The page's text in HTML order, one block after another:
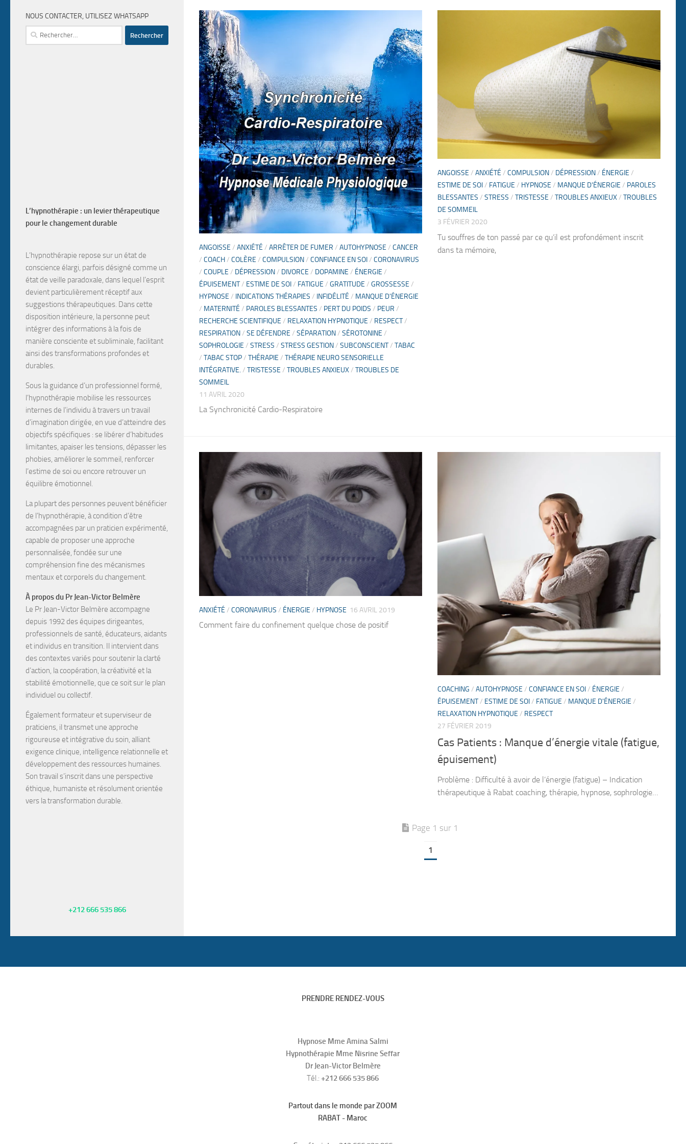
ANGOISSE / ANXIÉTÉ / ARRÊTER DE FUMER / AUTOHYPNOSE / CANCER
/ COACH/ COLÈRE / COMPULSION/ CONFIANCE EN SOI/ CORONAVIRUS
/ COUPLE / DÉPRESSION/ DIVORCE / DOPAMINE / ÉNERGIE /
ÉPUISEMENT/ ESTIME DE SOI/ FATIGUE / GRATITUDE / GROSSESSE /
HYPNOSE / INDICATIONS THÉRAPIES / INFIDÉLITÉ / MANQUE D'ÉNERGIE
/ MATERNITÉ / PAROLES BLESSANTES / PERT DU POIDS / PEUR /
RECHERCHE SCIENTIFIQUE / RELAXATION HYPNOTIQUE / RESPECT/
RESPIRATION/ SE DÉFENDRE / SÉPARATION/ SÉROTONINE /
SOPHROLOGIE / STRESS / STRESS GESTION/ SUBCONSCIENT/ TABAC
/ TABAC STOP/ THÉRAPIE / THÉRAPIE NEURO SENSORIELLE
INTÉGRATIVE. / TRISTESSE / TROUBLES ANXIEUX/ TROUBLES DE
SOMMEIL
11 AVRIL 2020
La Synchronicité Cardio-Respiratoire
ANGOISSE / ANXIÉTÉ / COMPULSION/ DÉPRESSION/ ÉNERGIE /
ESTIME DE SOI/ FATIGUE / HYPNOSE / MANQUE D'ÉNERGIE / PAROLES
BLESSANTES / STRESS / TRISTESSE / TROUBLES ANXIEUX/ TROUBLES
DE SOMMEIL
3 FÉVRIER 2020
Tu souffres de ton passé par ce qu’il est profondément inscrit
dans ta mémoire,
ANXIÉTÉ / CORONAVIRUS / ÉNERGIE / HYPNOSE 16 AVRIL 2019
Comment faire du confinement quelque chose de positif
COACHING / AUTOHYPNOSE / CONFIANCE EN SOI/ ÉNERGIE /
ÉPUISEMENT/ ESTIME DE SOI/ FATIGUE / MANQUE D'ÉNERGIE /
RELAXATION HYPNOTIQUE / RESPECT
27 FÉVRIER 2019
Cas Patients : Manque d’énergie vitale (fatigue,
épuisement)
Problème : Difficulté à avoir de l’énergie (fatigue) – Indication
thérapeutique à Rabat coaching, thérapie, hypnose, sophrologie…
Page 1 sur 1
1
NOUS CONTACTER, UTILISEZ WHATSAPP
Rechercher :
L’hypnothérapie : un levier thérapeutique
pour le changement durable
L’hypnothérapie repose sur un état de
conscience élargi, parfois désigné comme un
état de veille paradoxale, dans lequel l’esprit
devient particulièrement réceptif aux
suggestionsthérapeutiques. Dans cette
disposition intérieure, la personne peut
intégrer des informations à la fois de
manière consciente et subliminale, facilitant
ainsi des transformations profondes et
durables.
Sous la guidance d’un professionnel formé,
l’hypnothérapie mobilise les ressources
internes de l’individu à travers un travail
d’imagination dirigée, en vue d’atteindre des
objectifs spécifiques : se libérer d’habitudes
limitantes, apaiser les tensions, dépasser les
phobies, améliorer le sommeil, renforcer
l’estime de soi ou encore retrouver un
équilibre émotionnel.
La plupart des personnes peuvent bénéficier
de l’hypnothérapie, à condition d’être
accompagnées par un praticien expérimenté,
capable de proposer une approche
personnalisée, fondée sur une
compréhension fine des mécanismes
mentaux et corporels du changement.
À propos du Pr Jean-Victor Belmère
Le Pr Jean-Victor Belmère accompagne
depuis 1992 des équipes dirigeantes,
professionnels de santé, éducateurs, aidants
et individus en transition. Il intervient dans
des contextes variés pour soutenir laclarté
d’action, la coopération, la créativité et la
stabilité émotionnelle, que ce soit sur le plan
individuel ou collectif.
Égalementformateur etsuperviseur de
praticiens, il transmet une approche
rigoureuse et intégrative du soin, alliant
exigence clinique, intelligence relationnelle et
développement des ressources humaines.
Son travail s’inscrit dans une perspective
éthique, humaniste et résolument orientée
vers la transformation durable.
+212 666 535 866
PRENDRE RENDEZ-VOUS
Hypnose Mme Amina Salmi
Hypnothérapie Mme Nisrine Seffar
Dr Jean-Victor Belmère
Tél.:+212 666 535 866
Partout dans le monde par ZOOM
RABAT - Maroc